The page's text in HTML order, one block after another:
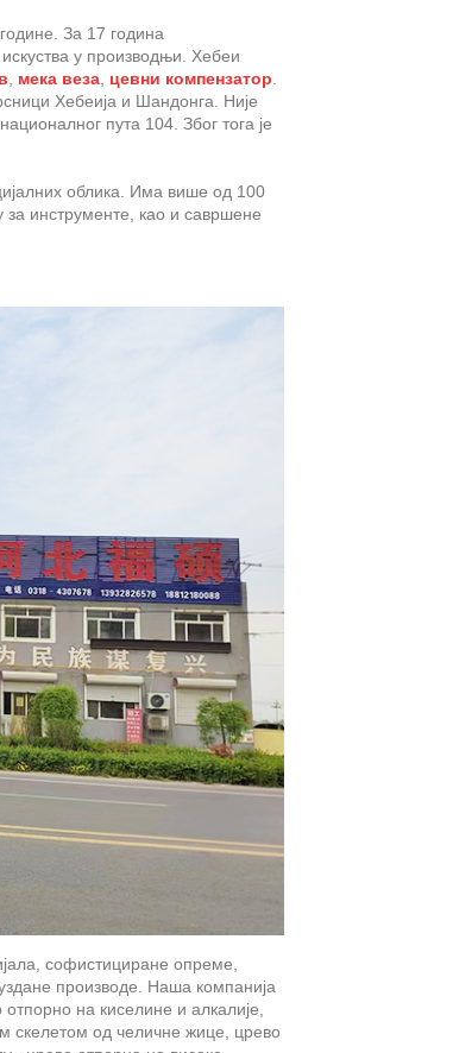
За 17 година
у производњи. Хебеи
, мека веза, цевни компензатор.
Хебеија и Шандонга. Није
пута 104. Због тога је
облика. Има више од 100
инструменте, као и савршене
софистициране опреме,
производе. Наша компанија
на киселине и алкалије,
скелетом од челичне жице, црево